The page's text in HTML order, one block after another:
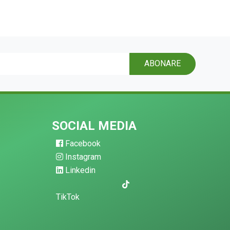
ABONARE
SOCIAL MEDIA
Facebook
Instagram
Linkedin
TikTok